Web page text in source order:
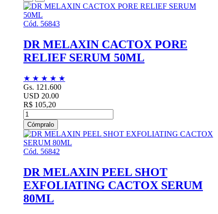
Cód. 56843
DR MELAXIN CACTOX PORE
RELIEF SERUM 50ML
★ ★ ★ ★ ★
Gs. 121.600
USD 20.00
R$ 105,20
Cómpralo
Cód. 56842
DR MELAXIN PEEL SHOT
EXFOLIATING CACTOX SERUM
80ML